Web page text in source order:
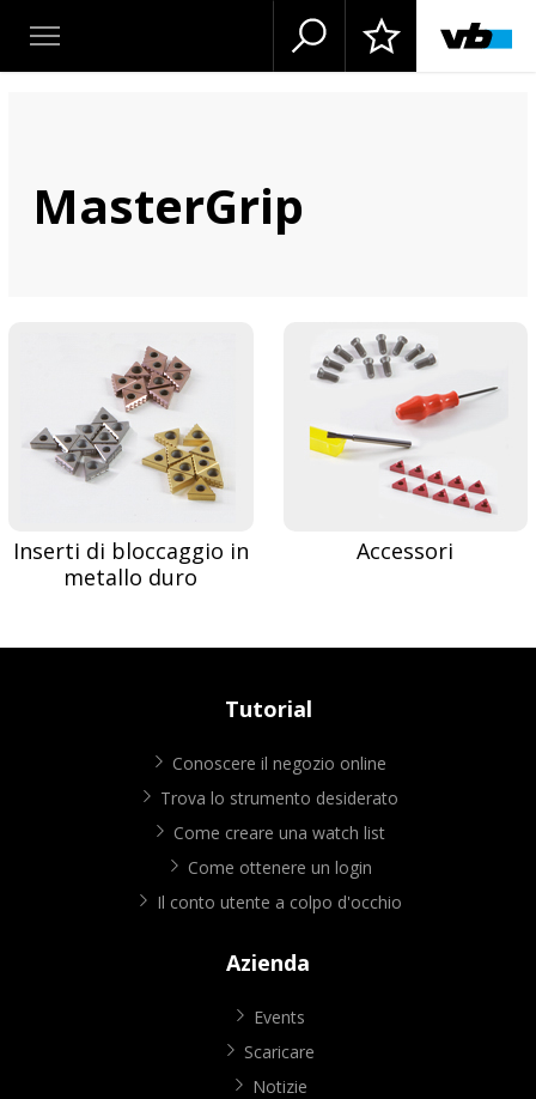
MasterGrip
Inserti di bloccaggio in
metallo duro
Accessori
Tutorial
Conoscere il negozio online
Trova lo strumento desiderato
Come creare una watch list
Come ottenere un login
Il conto utente a colpo d'occhio
Azienda
Events
Scaricare
Notizie